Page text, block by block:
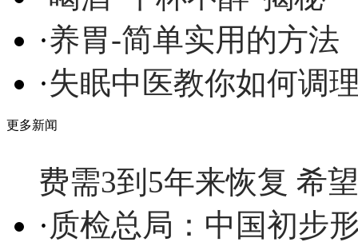
·养胃-简单实用的方法
·失眠中医教你如何调
更多新闻
费需3到5年来恢复 希
· 质检总局：中国初步